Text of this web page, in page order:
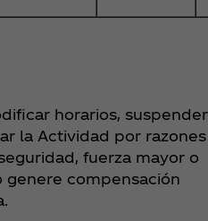
horarios, suspender
la Actividad por razones
fuerza mayor o
genere compensación